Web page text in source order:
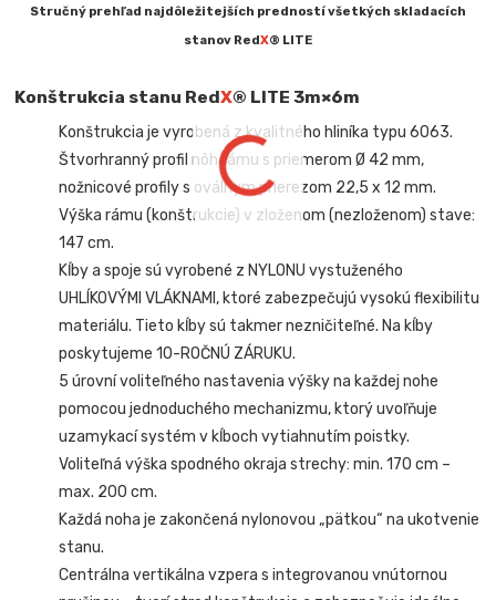
Stručný prehľad najdôležitejších predností všetkých skladacích
stanov Red X® LITE
Konštrukcia stanu RedX® LITE 3m×6m
Konštrukcia je vyrobená z kvalitného hliníka typu 6063.
Štvorhranný profil nôh rámu s priemerom Ø 42 mm,
nožnicové profily s oválnym prierezom 22,5 x 12 mm.
Výška rámu (konštrukcie) v zloženom (nezloženom) stave:
147 cm.
Kĺby a spoje sú vyrobené z NYLONU vystuženého
UHLÍKOVÝMI VLÁKNAMI, ktoré zabezpečujú vysokú flexibilitu
materiálu. Tieto kĺby sú takmer nezničiteľné. Na kĺby
poskytujeme 10-ROČNÚ ZÁRUKU.
5 úrovní voliteľného nastavenia výšky na každej nohe
pomocou jednoduchého mechanizmu, ktorý uvoľňuje
uzamykací systém v kĺboch vytiahnutím poistky.
Voliteľná výška spodného okraja strechy: min. 170 cm –
max. 200 cm.
Každá noha je zakončená nylonovou „pätkou“ na ukotvenie
stanu.
Centrálna vertikálna vzpera s integrovanou vnútornou